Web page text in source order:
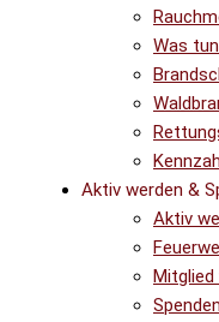
Was
Aktiv werden &
Aktiv
Mitglied
Spenden